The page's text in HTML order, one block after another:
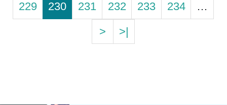
229
230 231 232 233 234
…
>
>|